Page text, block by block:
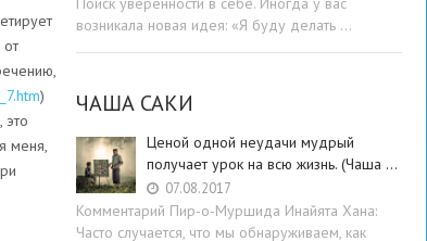
)
это
меня,
возникала новая идея: «Я буду делать …
ЧАША САКИ
Ценой одной неудачи мудрый
получает урок на всю жизнь. (Чаша …
07.08.2017
Комментарий Пир-о-Муршида Инайята Хана:
Часто случается, что мы обнаруживаем, как